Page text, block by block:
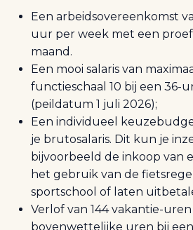
Een arbeidsovereenkomst
uur per week met een
maand.
Een mooi salaris van
functieschaal 10 bij een 36-
(peildatum 1 juli 2026);
Een individueel
je brutosalaris. Dit kun je
bijvoorbeeld de inkoop van
het gebruik van de
sportschool of laten
Verlof van 144 vakantie-uren
bovenwettelijke uren bij